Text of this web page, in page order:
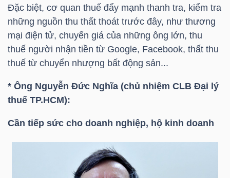
Đặc biệt, cơ quan thuế đẩy mạnh thanh tra, kiểm tra
những nguồn thu thất thoát trước đây, như thương
mại điện tử, chuyển giá của những ông lớn, thu
thuế người nhận tiền từ Google, Facebook, thất thu
thuế từ chuyển nhượng bất động sản...
* Ông Nguyễn Đức Nghĩa (chủ nhiệm CLB Đại lý
thuế TP.HCM):
Cần tiếp sức cho doanh nghiệp, hộ kinh doanh
TIỆN
ÍCH
BẤT
SẢN